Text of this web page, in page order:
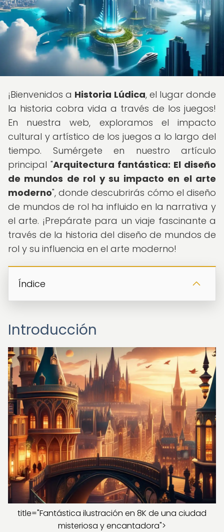
¡Bienvenidos a Historia Lúdica, el lugar donde
la historia cobra vida a través de los juegos!
En nuestra web, exploramos el impacto
cultural y artístico de los juegos a lo largo del
tiempo. Sumérgete en nuestro artículo
principal "Arquitectura fantástica: El diseño
de mundos de rol y su impacto en el arte
moderno", donde descubrirás cómo el diseño
de mundos de rol ha influido en la narrativa y
el arte. ¡Prepárate para un viaje fascinante a
través de la historia del diseño de mundos de
rol y su influencia en el arte moderno!
Índice
Introducción
title="Fantástica ilustración en 8K de una ciudad
misteriosa y encantadora">